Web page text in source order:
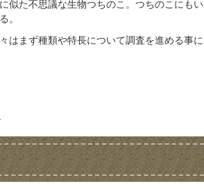
似た不思議な生物つちのこ。つちのこにも
。
はまず種類や特長について調査を進める事